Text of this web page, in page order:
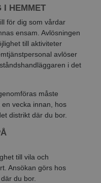
I HEMMET
för dig som vårdar
ensam. Avlösningen
till aktiviteter
avlöser
i det
måste
vecka innan, hos
distrikt där du bor.
till vila och
Ansökan görs hos
du bor.